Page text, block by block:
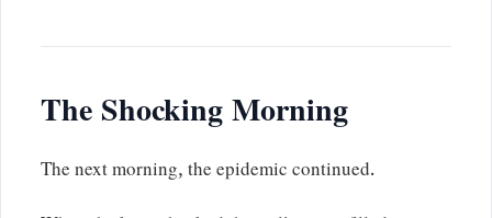
The Shocking Morning
The next morning, the epidemic continued.